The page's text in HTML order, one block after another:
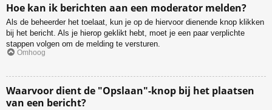
Hoe kan ik berichten aan een moderator melden?
Als de beheerder het toelaat, kun je op de hiervoor dienende knop klikken
bij het bericht. Als je hierop geklikt hebt, moet je een paar verplichte
stappen volgen om de melding te versturen.
Omhoog
Waarvoor dient de "Opslaan"-knop bij het plaatsen
van een bericht?